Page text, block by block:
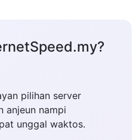
pilihan server
anjeun nampi
unggal waktos.